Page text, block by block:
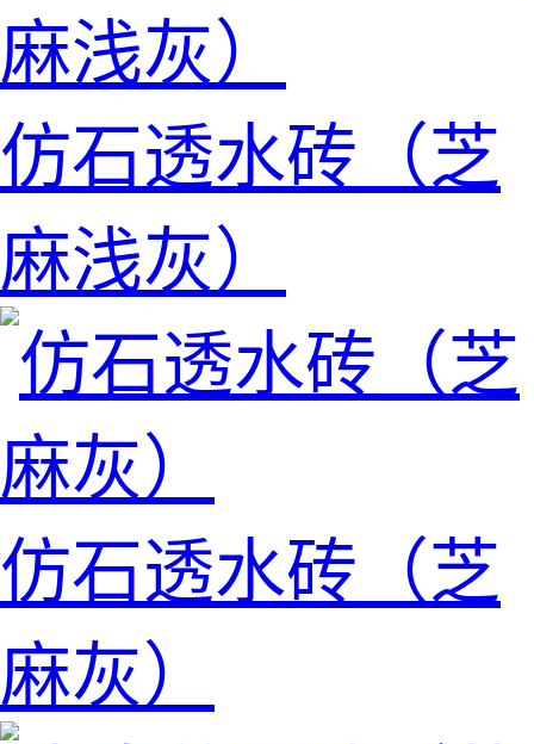
仿石透水砖（芝
麻浅灰）
仿石透水砖（芝
麻灰）